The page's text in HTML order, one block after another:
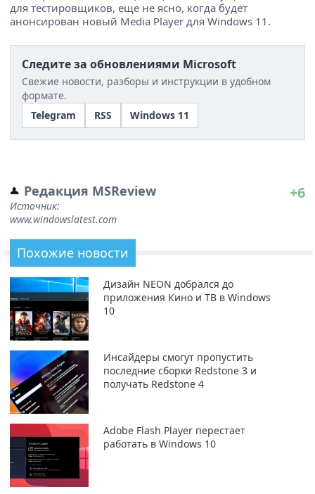
для тестировщиков, еще не ясно, когда будет
анонсирован новый Media Player для Windows 11.
Следите за обновлениями Microsoft
Свежие новости, разборы и инструкции в удобном
формате.
Telegram
RSS Windows 11
Редакция MSReview
Источник:
www.windowslatest.com
+6
Похожие новости
Дизайн NEON добрался до
приложения Кино и ТВ в Windows
10
Инсайдеры смогут пропустить
последние сборки Redstone 3 и
получать Redstone 4
Adobe Flash Player перестает
работать в Windows 10